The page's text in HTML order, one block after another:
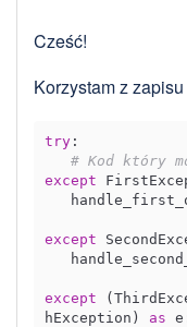
Cześć!
Korzystam z
try:
# Kod który
except
except
except
hException) as